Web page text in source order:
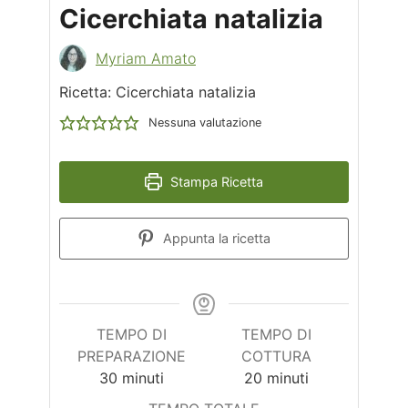
Cicerchiata natalizia
Myriam Amato
Ricetta: Cicerchiata natalizia
Nessuna valutazione
Stampa Ricetta
Appunta la ricetta
TEMPO DI
PREPARAZIONE
30 minuti
minuti
TEMPO DI
COTTURA
20 minuti
minuti